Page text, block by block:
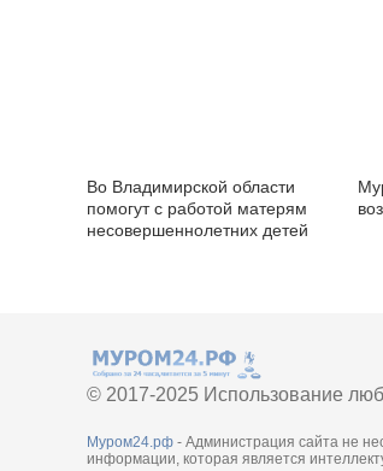
Во Владимирской области
помогут с работой матерям
несовершеннолетних детей
© 2017-2025 Использование
Муром24.рф - Администрация сайта не
информации, которая является